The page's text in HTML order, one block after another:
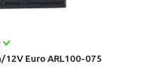
Euro ARL100-075